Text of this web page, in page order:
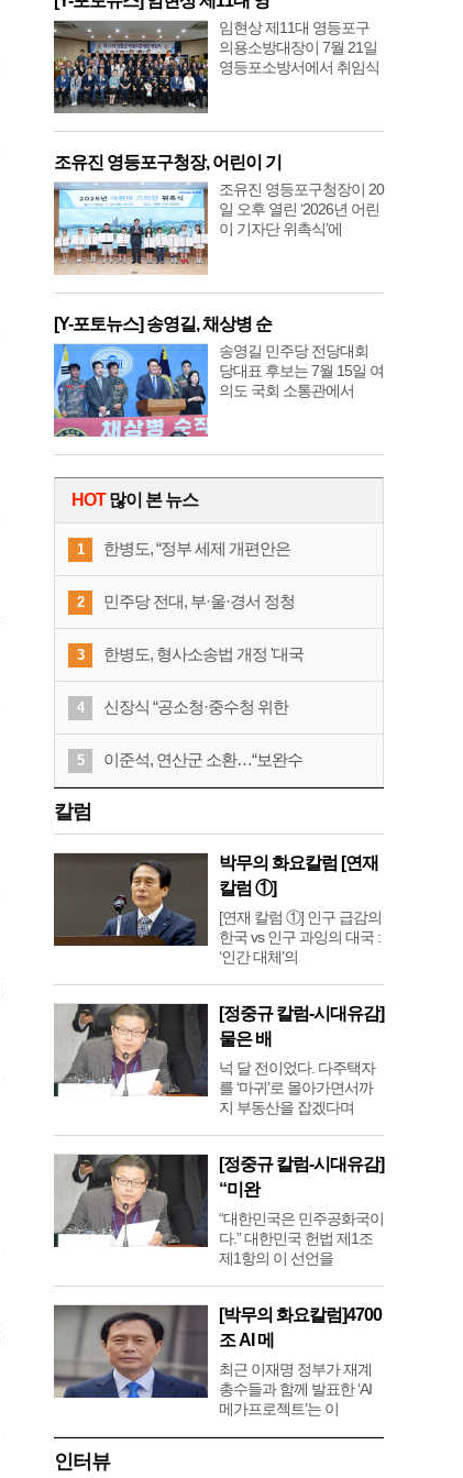
임현상 제11대 영등포구
의용소방대장이 7월 21일
영등포소방서에서 취임식
조유진 영등포구청장, 어린이 기
조유진 영등포구청장이 20
일 오후 열린 ‘2026년 어린
이 기자단 위촉식’에
[Y-포토뉴스] 송영길, 채상병 순
송영길 민주당 전당대회
당대표 후보는 7월 15일 여
의도 국회 소통관에서
HOT많이 본 뉴스
1 한병도, “정부 세제 개편안은
2 민주당 전대, 부·울·경서 정청
3 한병도, 형사소송법 개정 '대국
4 신장식 “공소청·중수청 위한
5 이준석, 연산군 소환…“보완수
칼럼
박무의 화요칼럼 [연재
칼럼 ①]
[연재 칼럼 ①] 인구 급감의
한국 vs 인구 과잉의 대국 :
‘인간 대체’의
[정중규 칼럼-시대유감]
물은 배
넉 달 전이었다. 다주택자
를 ‘마귀’로 몰아가면서까
지 부동산을 잡겠다며
[정중규 칼럼-시대유감]
“미완
“대한민국은 민주공화국이
다.” 대한민국 헌법 제1조
제1항의 이 선언을
[박무의 화요칼럼]4700
조 AI 메
최근 이재명 정부가 재계
총수들과 함께 발표한 ‘AI
메가프로젝트’는 이
인터뷰